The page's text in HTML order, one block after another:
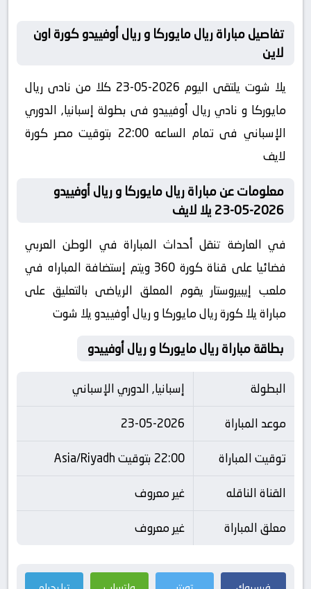
تفاصيل مباراة ريال مايوركا و ريال أوفييدو كورة اون
لاين
يلا شوت يلتقى اليوم 2026-05-23 كلا من نادى ريال
مايوركا و نادي ريال أوفييدو فى بطولة إسبانيا, الدوري
الإسباني فى تمام الساعه 22:00 بتوقيت مصر كورة
لايف
معلومات عن مباراة ريال مايوركا و ريال أوفييدو
2026-05-23 يلا لايف
في العارضة تنقل أحداث المباراة في الوطن العربي
فضائيا على قناة كورة 360 ويتم إستضافة المباراه في
ملعب إيبيروستار يقوم المعلق الرياضى بالتعليق على
مباراة يلا كورة ريال مايوركا و ريال أوفييدو يلا شوت
بطاقة مباراة ريال مايوركا و ريال أوفييدو
البطولة
إسبانيا, الدوري الإسباني
موعد المباراة
23-05-2026
توقيت المباراة
22:00 بتوقيت Asia/Riyadh
القناة الناقله
غير معروف
معلق المباراة
غير معروف